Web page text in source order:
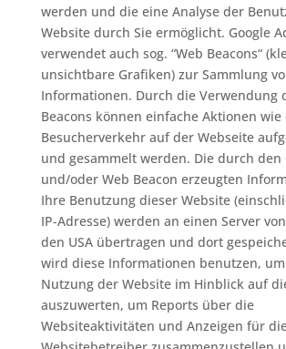
werden und die eine Analyse der
Website durch Sie ermöglicht. Google
verwendet auch sog. “Web Beacons“
unsichtbare Grafiken) zur Sammlung
Informationen. Durch die Verwendung
Beacons können einfache Aktionen wie
Besucherverkehr auf der Webseite
und gesammelt werden. Die durch den
und/oder Web Beacon erzeugten
Ihre Benutzung dieser Website
IP-Adresse) werden an einen Server
den USA übertragen und dort
wird diese Informationen benutzen,
Nutzung der Website im Hinblick auf
auszuwerten, um Reports über die
Websiteaktivitäten und Anzeigen für